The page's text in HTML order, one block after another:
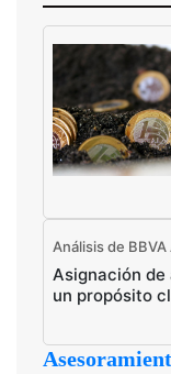
Análisis de BBVA
Asignación
un propósito